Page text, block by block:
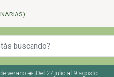
☀️ ¡Del 27 julio al 9 agosto!